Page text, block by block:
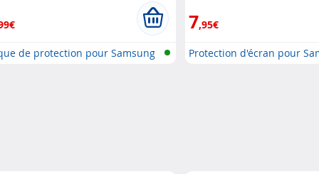
de protection pour Samsung
7,95€
Protection d'écran pour